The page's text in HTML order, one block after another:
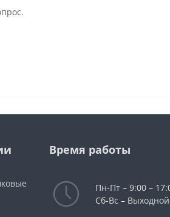
Время работы
Пн-Пт – 9:00 –
Сб-Вс –